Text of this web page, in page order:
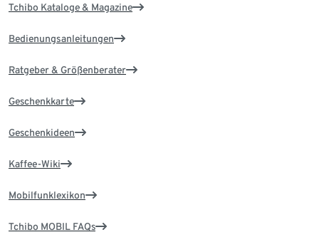
Tchibo Kataloge & Magazine
Bedienungsanleitungen
Ratgeber & Größenberater
Geschenkkarte
Geschenkideen
Kaffee-Wiki
Mobilfunklexikon
Tchibo MOBIL FAQs